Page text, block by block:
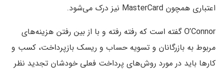
اعتباری همچون MasterCard نیز درک می‌شود.
O’Connor گفته است که رفته رفته و با از بین رفتن هزینه‌های
مربوط به بازرگانان و تسویه حساب و ریسک بازپرداخت، کسب و
کارها باید در مورد روش‌های پرداخت فعلی خودشان تجدید نظر